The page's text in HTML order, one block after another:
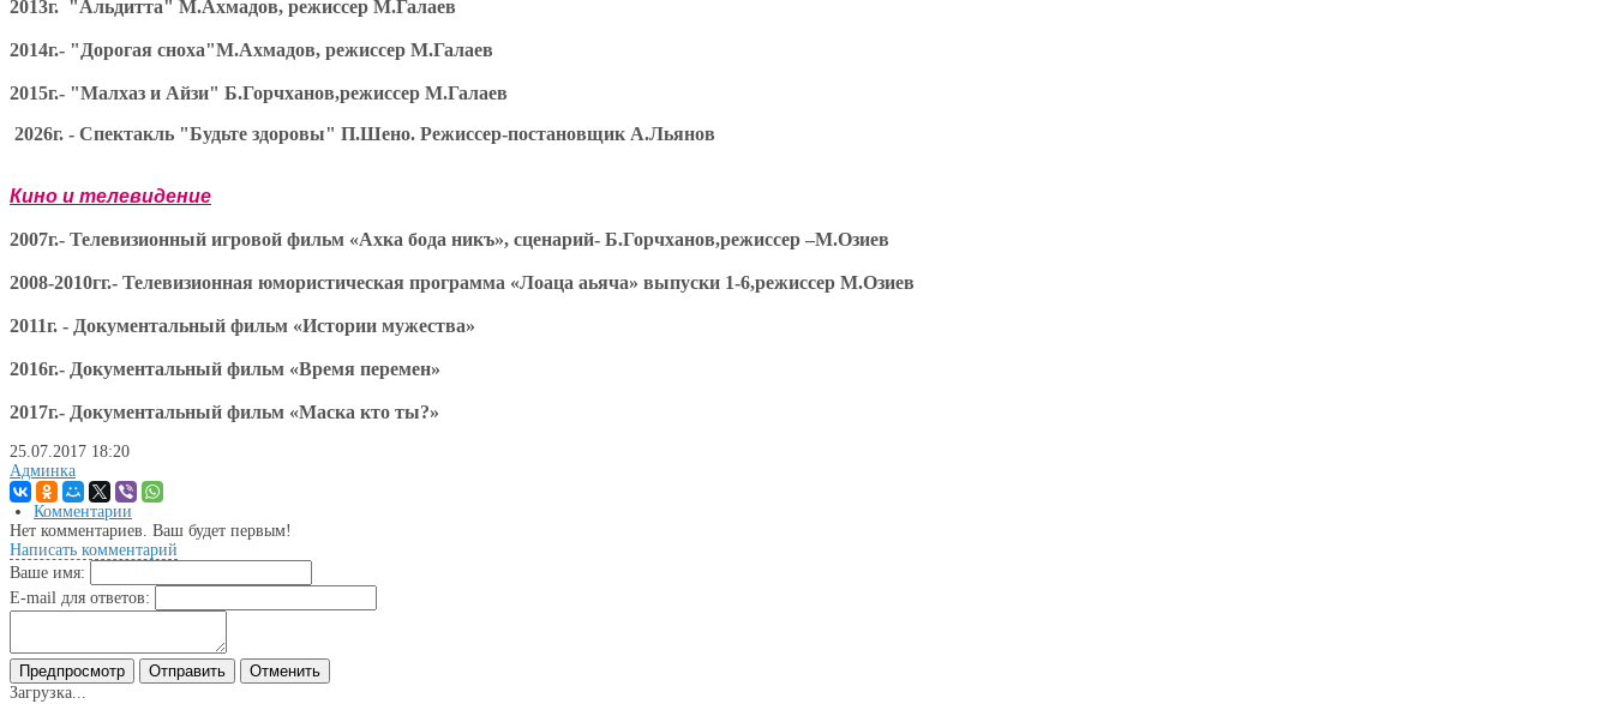
2013г. "Альдитта" М.Ахмадов, режиссер М.Галаев
2014г.- "Дорогая сноха"М.Ахмадов, режиссер М.Галаев
2015г.- "Малхаз и Айзи" Б.Горчханов,режиссер М.Галаев
2026г. - Спектакль "Будьте здоровы" П.Шено. Режиссер-постановщик А.Льянов
Кино и телевидение
2007г.- Телевизионный игровой фильм «Ахка бода никъ», сценарий- Б.Горчханов,режиссер –М.Озиев
2008-2010гг.- Телевизионная юмористическая программа «Лоаца аьяча» выпуски 1-6,режиссер М.Озиев
2011г. - Документальный фильм «Истории мужества»
2016г.- Документальный фильм «Время перемен»
2017г.- Документальный фильм «Маска кто ты?»
25.07.2017 18:20
Админка
Комментарии
Нет комментариев. Ваш будет первым!
Написать комментарий
Ваше имя:
E-mail для ответов:
Загрузка...